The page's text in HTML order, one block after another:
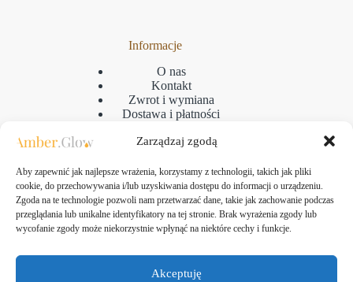
Zarządzaj zgodą
Aby zapewnić jak najlepsze wrażenia, korzystamy z technologii, takich jak pliki
cookie, do przechowywania i/lub uzyskiwania dostępu do informacji o urządzeniu.
Zgoda na te technologie pozwoli nam przetwarzać dane, takie jak zachowanie podczas
przeglądania lub unikalne identyfikatory na tej stronie. Brak wyrażenia zgody lub
wycofanie zgody może niekorzystnie wpłynąć na niektóre cechy i funkcje.
Akceptuję
Informacje
O nas
Kontakt
Zwrot i wymiana
Dostawa i płatności
Regulamin
GPSR
Polityka plikow cookies
Kontakt
ul. Taborowa 10, 80-171 Gdańsk